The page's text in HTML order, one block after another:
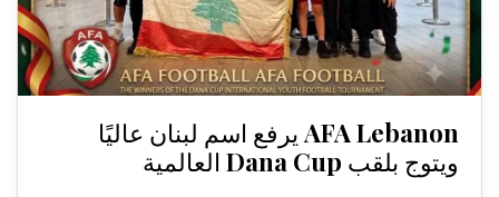
AFA Lebanon يرفع اسم لبنان عاليًا
ويتوج بلقب Dana Cup العالمية